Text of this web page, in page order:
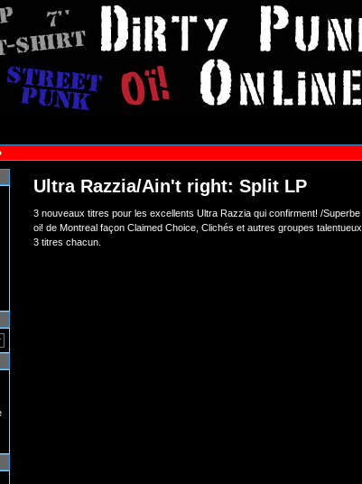
Ultra Razzia/Ain't right: Split LP
3 nouveaux titres pour les excellents Ultra Razzia qui confirment! /Superbe
oi! de Montreal façon Claimed Choice, Clichés et autres groupes talentueux.
3 titres chacun.